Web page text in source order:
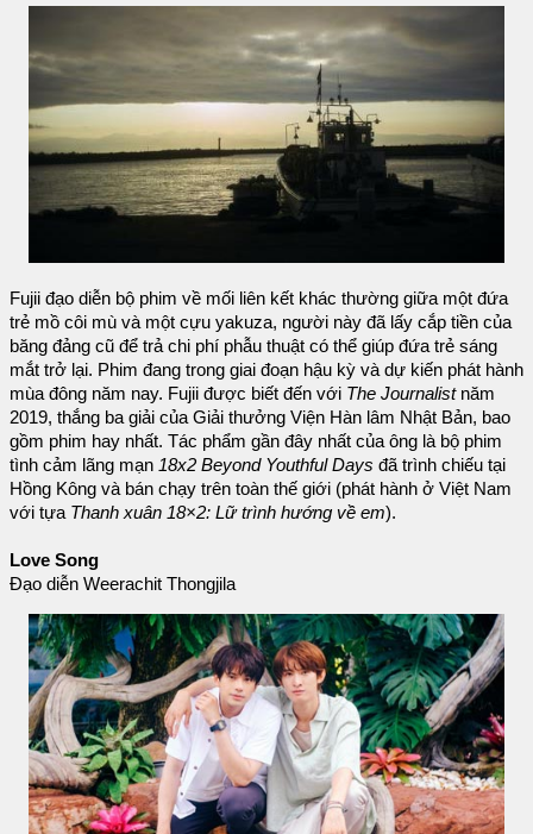
Fujii đạo diễn bộ phim về mối liên kết khác thường giữa một đứa
trẻ mồ côi mù và một cựu yakuza, người này đã lấy cắp tiền của
băng đảng cũ để trả chi phí phẫu thuật có thể giúp đứa trẻ sáng
mắt trở lại. Phim đang trong giai đoạn hậu kỳ và dự kiến ​​phát hành
mùa đông năm nay. Fujii được biết đến với The Journalistnăm
2019, thắng ba giải của Giải thưởng Viện Hàn lâm Nhật Bản, bao
gồm phim hay nhất. Tác phẩm gần đây nhất của ông là bộ phim
tình cảm lãng mạn 18x2 Beyond Youthful Days đã trình chiếu tại
Hồng Kông và bán chạy trên toàn thế giới (phát hành ở Việt Nam
với tựa Thanh xuân 18×2: Lữ trình hướng về em).
Love Song
Đạo diễn Weerachit Thongjila